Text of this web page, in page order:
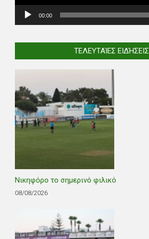
00:00
ΤΕΛΕΥΤΑΊΕΣ ΕΙΔΉΣΕΙΣ
Νικηφόρο το σημερινό φιλικό
08/08/2026